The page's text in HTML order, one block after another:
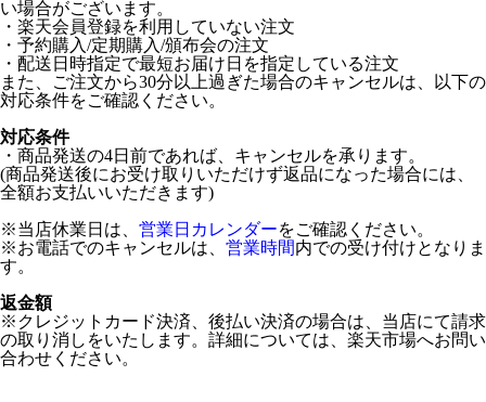
い場合がございます。
・楽天会員登録を利用していない注文
・予約購入/定期購入/頒布会の注文
・配送日時指定で最短お届け日を指定している注文
また、ご注文から30分以上過ぎた場合のキャンセルは、以下の
対応条件をご確認ください。
対応条件
・商品発送の4日前であれば、キャンセルを承ります。
(商品発送後にお受け取りいただけず返品になった場合には、
全額お支払いいただきます)
※当店休業日は、 営業日カレンダーをご確認ください。
※お電話でのキャンセルは、 営業時間内での受け付けとなりま
す。
返金額
※クレジットカード決済、後払い決済の場合は、当店にて請求
の取り消しをいたします。詳細については、楽天市場へお問い
合わせください。